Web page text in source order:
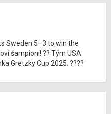
Sweden 5–3 to win the
šampioni! ?? Tým USA
Gretzky Cup 2025. ????